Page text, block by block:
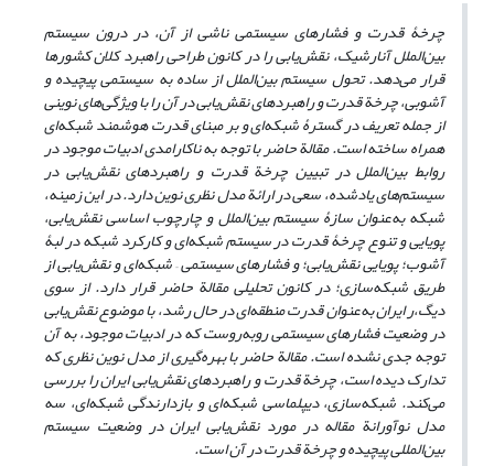
چرخۀ قدرت و فشارهای سیستمی ناشی از آن، در درون سیستم
بین‌الملل آنارشیک، نقش‌یابی را در کانون طراحی راهبرد کلان کشورها
قرار می‌دهد. تحول سیستم بین‌الملل از ساده به سیستمی پیچیده و
آشوبی، چرخة قدرت و راهبردهای نقش‌یابی در آن را با ویژگی‌های نوینی
از جمله تعریف درگسترۀ شبکهایو بر مبنای قدرت هوشمند شبکهای
همراه ساخته است. مقالة حاضر با توجه به ناکارامدی ادبیات موجود در
روابط بین‌الملل در تبیین چرخة قدرت و راهبردهای نقش‌یابی در
سیستم‌های یادشده، سعی در ارائة مدل نظری نوین دارد. در این زمینه،
شبکه بهعنوان سازۀ سیستم بینالملل و چارچوب اساسی نقشیابی،
پویایی و تنوع چرخۀ قدرت در سیستم شبکهای و کارکرد شبکه در لبۀ
آشوب؛ پویایی نقشیابی؛ و فشارهای سیستمی–شبکهای و نقشیابی از
طریق شبکه‌سازی؛ در کانون تحلیلی مقالة حاضر قرار دارد. از سوی
دیگ،ر ایران به‌عنوان قدرت منطقهای در حال رشد، با موضوع نقش‌یابی
در وضعیت فشارهای سیستمی روبه‌روست که در ادبیات موجود، به آن
توجه جدی نشده است. مقالة حاضر با بهره‌گیری از مدل نوین نظری که
تدارک دیده است، چرخة قدرت و راهبردهای نقش‌یابی ایران را بررسی
می‌کند. شبکه‌سازی، دیپلماسی شبکه‌ای و بازدارندگی شبکهای، سه
مدل نوآورانة مقاله در مورد نقش‌یابی ایران در وضعیت سیستم
بین‌المللی پیچیده و چرخة قدرت در آن است.